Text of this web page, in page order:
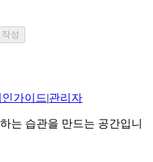
성
가이드|관리자
는 습관을 만드는 공간입니